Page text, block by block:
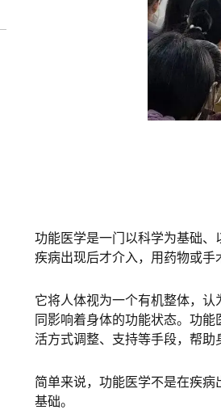
功能医学是一门以科学为基础
疾病出现后才介入，用药物或手
它将人体视为一个有机整体，
同影响着身体的功能状态。功
活方式调整、支持等手段，帮助
简单来说，功能医学不是在疾病
基础。